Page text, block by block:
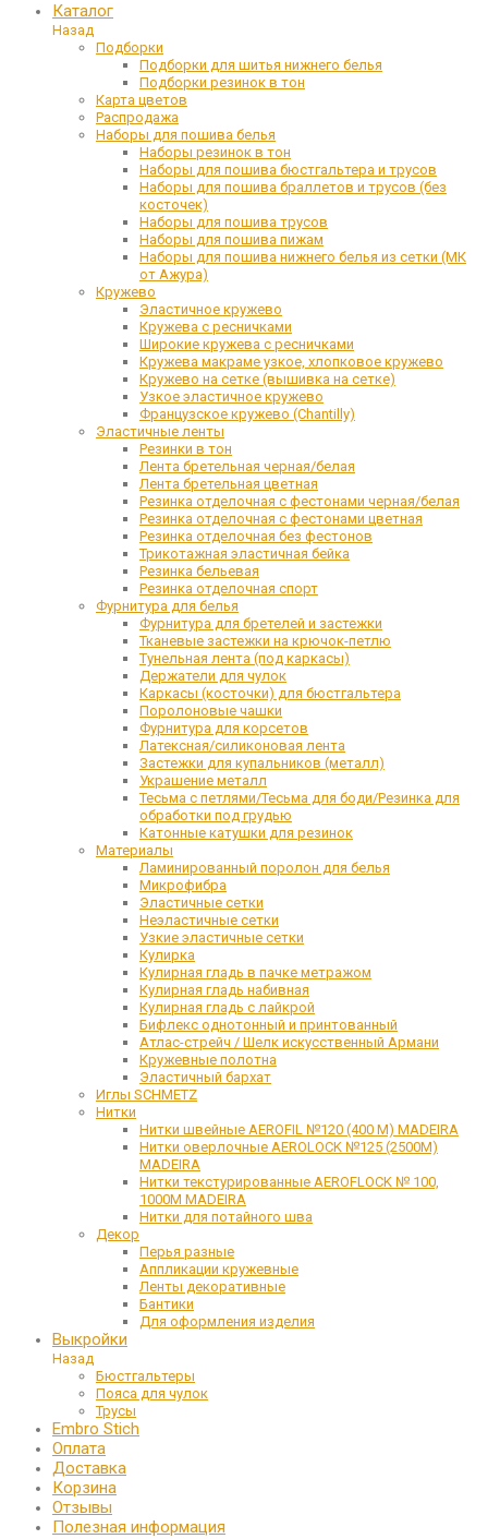
Каталог
Назад
Подборки
Подборки для шитья нижнего белья
Подборки резинок в тон
Карта цветов
Распродажа
Наборы для пошива белья
Наборы резинок в тон
Наборы для пошива бюстгальтера и трусов
Наборы для пошива браллетов и трусов (без
косточек)
Наборы для пошива трусов
Наборы для пошива пижам
Наборы для пошива нижнего белья из сетки (МК
от Ажура)
Кружево
Эластичное кружево
Кружева с ресничками
Широкие кружева с ресничками
Кружева макраме узкое, хлопковое кружево
Кружево на сетке (вышивка на сетке)
Узкое эластичное кружево
Французское кружево (Chantilly)
Эластичные ленты
Резинки в тон
Лента бретельная черная/белая
Лента бретельная цветная
Резинка отделочная с фестонами черная/белая
Резинка отделочная с фестонами цветная
Резинка отделочная без фестонов
Трикотажная эластичная бейка
Резинка бельевая
Резинка отделочная спорт
Фурнитура для белья
Фурнитура для бретелей и застежки
Тканевые застежки на крючок-петлю
Тунельная лента (под каркасы)
Держатели для чулок
Каркасы (косточки) для бюстгальтера
Поролоновые чашки
Фурнитура для корсетов
Латексная/силиконовая лента
Застежки для купальников (металл)
Украшение металл
Тесьма с петлями/Тесьма для боди/Резинка для
обработки под грудью
Катонные катушки для резинок
Материалы
Ламинированный поролон для белья
Микрофибра
Эластичные сетки
Неэластичные сетки
Узкие эластичные сетки
Кулирка
Кулирная гладь в пачке метражом
Кулирная гладь набивная
Кулирная гладь с лайкрой
Бифлекс однотонный и принтованный
Атлас-стрейч / Шелк искусственный Армани
Кружевные полотна
Эластичный бархат
Иглы SCHMETZ
Нитки
Нитки швейные AEROFIL №120 (400 М) MADEIRA
Нитки оверлочные AEROLOCK №125 (2500М)
MADEIRA
Нитки текстурированные AEROFLOCK № 100,
1000М MADEIRA
Нитки для потайного шва
Декор
Перья разные
Аппликации кружевные
Ленты декоративные
Бантики
Для оформления изделия
Выкройки
Назад
Бюстгальтеры
Пояса для чулок
Трусы
Embro Stich
Оплата
Доставка
Корзина
Отзывы
Полезная информация